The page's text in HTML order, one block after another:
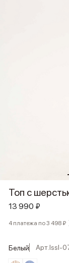
Топ с
13 990 ₽
4 платежа по 3 498 ₽
белый Арт.lssl-